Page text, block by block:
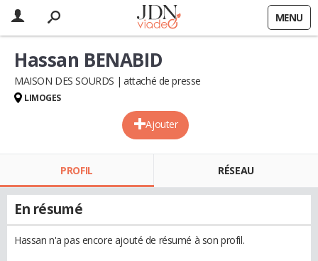
MENU
Ajouter
Hassan BENABID
MAISON DES SOURDS attaché de presse
LIMOGES
PROFIL RÉSEAU
En résumé
Hassan n'a pas encore ajouté de résumé à son profil.